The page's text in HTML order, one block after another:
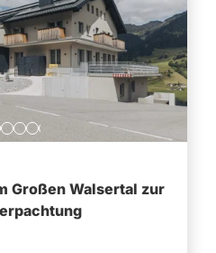
Großen Walsertal zur